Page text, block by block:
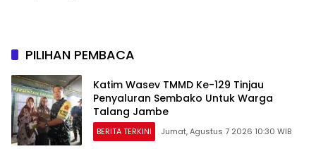
PILIHAN PEMBACA
Katim Wasev TMMD Ke-129 Tinjau
Penyaluran Sembako Untuk Warga
Talang Jambe
BERITA TERKINI Jumat, Agustus 7 2026 10:30 WIB